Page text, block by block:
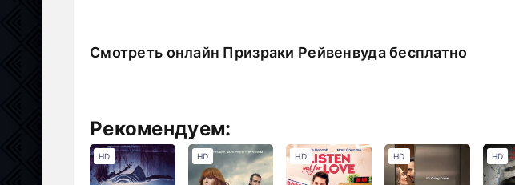
Смотреть онлайн Призраки Рейвенвуда бесплатно
Рекомендуем:
HD HD HD HD HD